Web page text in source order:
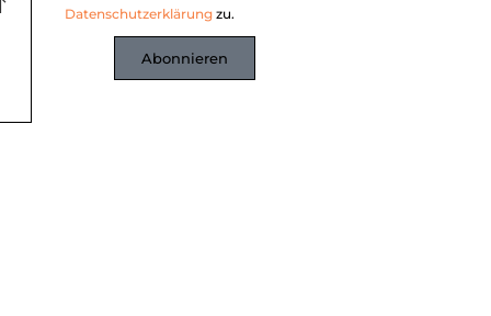
Datenschutzerklärung zu.
Abonnieren